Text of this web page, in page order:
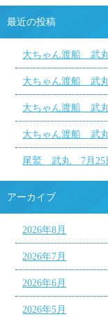
最近の投稿
大ちゃん渡船 武
大ちゃん渡船 武
大ちゃん渡船 武
大ちゃん渡船 武
尾鷲 武丸 7月25
アーカイブ
2026年8月
2026年7月
2026年6月
2026年5月